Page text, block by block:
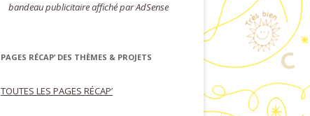
bandeau publicitaire affiché par AdSense
PAGES RÉCAP’ DES THÈMES & PROJETS
TOUTES LES PAGES RÉCAP’